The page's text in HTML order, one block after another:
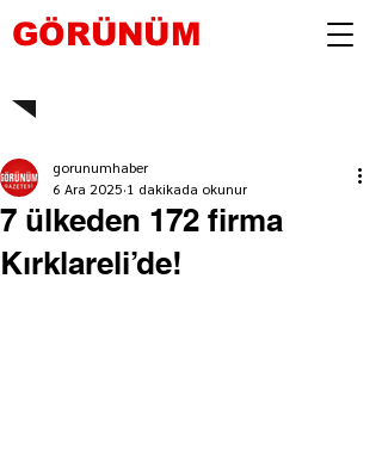
GÖRÜNÜM
7 ülkeden 172 firma
Kırklareli’de!
gorunumhaber
6 Ara 2025 1 dakikada okunur